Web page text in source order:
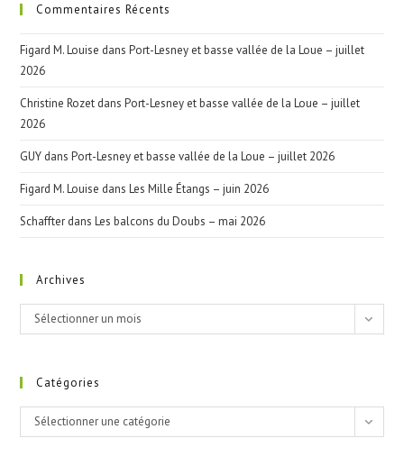
Commentaires Récents
Figard M. Louise dansPort-Lesney et basse vallée de la Loue – juillet
2026
Christine Rozet dansPort-Lesney et basse vallée de la Loue – juillet
2026
GUY dansPort-Lesney et basse vallée de la Loue – juillet 2026
Figard M. Louise dansLes Mille Étangs – juin 2026
Schaffter dansLes balcons du Doubs – mai 2026
Archives
Archives
Sélectionner un mois
Catégories
Catégories
Sélectionner une catégorie